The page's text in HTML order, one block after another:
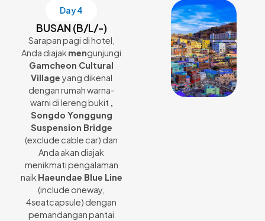
Day 4
BUSAN (B/L/-)
Sarapan pagi di hotel,
Anda diajak mengunjungi
Gamcheon Cultural
Village yang dikenal
dengan rumah warna-
warni di lereng bukit ,
Songdo Yonggung
Suspension Bridge
(exclude cable car) dan
Anda akan diajak
menikmati pengalaman
naik Haeundae Blue Line
(include oneway,
4seatcapsule) dengan
pemandangan pantai